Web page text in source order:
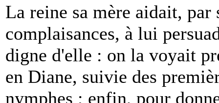
La reine sa mère aidait, par
complaisances, à lui
digne d'elle : on la voyait
en Diane, suivie des
nymphes ; enfin, pour